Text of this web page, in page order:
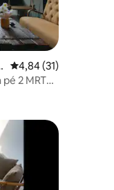
4,84 de uma
4,84 (31)
2 MRT